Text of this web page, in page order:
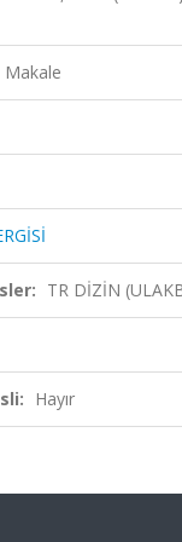
TR DİZİN
Hayır